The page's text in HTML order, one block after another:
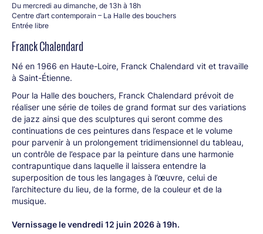
Du mercredi au dimanche, de 13h à 18h
Centre d’art contemporain – La Halle des bouchers
Entrée libre
Franck Chalendard
Né en 1966 en Haute-Loire, Franck Chalendard vit et travaille
à Saint-Étienne.
Pour la Halle des bouchers, Franck Chalendard prévoit de
réaliser une série de toiles de grand format sur des variations
de jazz ainsi que des sculptures qui seront comme des
continuations de ces peintures dans l’espace et le volume
pour parvenir à un prolongement tridimensionnel du tableau,
un contrôle de l’espace par la peinture dans une harmonie
contrapuntique dans laquelle il laissera entendre la
superposition de tous les langages à l’œuvre, celui de
l’architecture du lieu, de la forme, de la couleur et de la
musique.
Vernissage le vendredi 12 juin 2026 à 19h.